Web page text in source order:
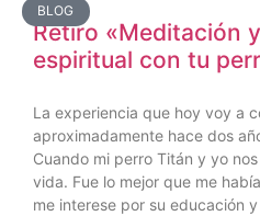
BLOG
Retiro «Meditación
espiritual con tu
La experiencia que hoy voy a
aproximadamente hace dos
Cuando mi perro Titán y yo
vida. Fue lo mejor que me
me interese por su educación